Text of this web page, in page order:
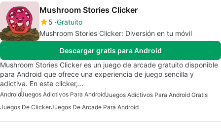
Mushroom Stories Clicker
5 Gratuito
Mushroom Stories Clicker: Diversión en tu móvil
Descargar gratis para Android
Mushroom Stories Clicker es un juego de arcade gratuito disponible
para Android que ofrece una experiencia de juego sencilla y
adictiva. En este clicker,…
AndroidJuegos Adictivos Para AndroidJuegos Adictivos Para Android Gratis
Juegos De ClickerJuegos De Arcade Para Android